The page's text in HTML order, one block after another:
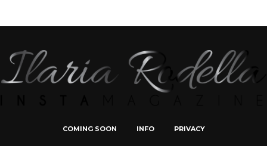
COMING SOON INFO PRIVACY